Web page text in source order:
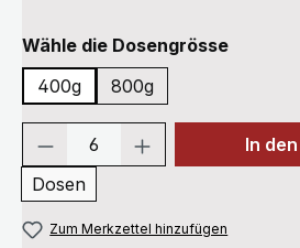
Wähle die Dosengrösse
400g
800g
Produkt Anzahl: Gib
Dosen
In
Zum Merkzettel hinzufügen